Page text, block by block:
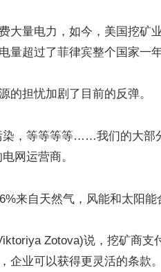
大量电力，如今，美国挖矿
超过了菲律宾整个国家一年
的担忧加剧了目前的反弹。
染，等等等等……我们的大部
网运营商。
来自天然气，风能和太阳能
Zotova)说，挖矿商支
企业可以获得更灵活的条款。